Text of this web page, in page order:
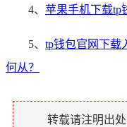
4、 苹果手机下载tp
5、 tp钱包官网下载
何从？
转载请注明出处